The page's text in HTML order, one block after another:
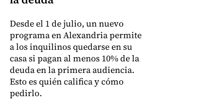
Desde el 1 de julio, un nuevo
programa en Alexandria permite
a los inquilinos quedarse en su
casa si pagan al menos 10% de la
deuda en la primera audiencia.
Esto es quién califica y cómo
pedirlo.